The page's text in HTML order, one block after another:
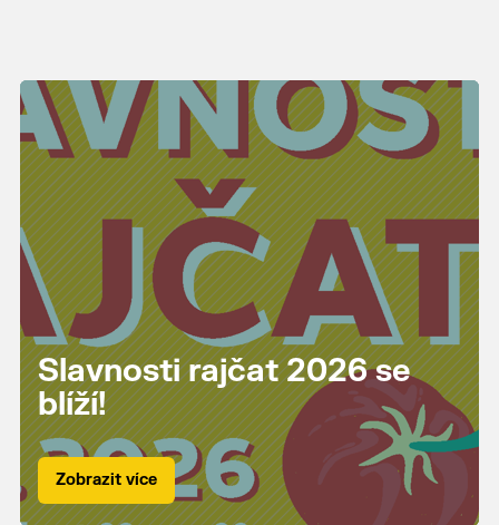
Slavnosti rajčat 2026 se
blíží!
Zobrazit více